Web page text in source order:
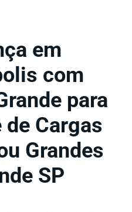
em
com
para
Cargas
Grandes
SP